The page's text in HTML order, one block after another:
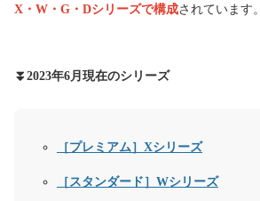
X・W・G・Dシリーズで構成されています。
⏬2023年6月現在のシリーズ
［プレミアム］Xシリーズ
［スタンダード］Wシリーズ